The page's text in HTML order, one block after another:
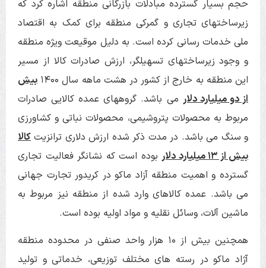
حجم بسیار گسترده مبادلات بازرگانی منطقه اشاره کرد که
زیرساخت­های تجاری و گمرکی منطقه برای کمک به اقتصاد
ملی خدمات رسانی کرده است. به دلیل موقیعت ویژه منطقه
و وجود زیرساخت­های تسهیل­گر، ارزش صادرات کالا از مسیر
این منطقه به خارج از کشور در هشت ماهه سال ۱۴۰۰
بیش
از دو میلیارد دلار می باشد. گروه­های عمده کالایی صادرات
مربوط به محصولات پتروشیمی، محصولات نباتی و کشاورزی
و سنگ می باشد. در مدت ذکر شده ارزش دلاری ترانزیت کالا
بیش از ۱۳ میلیارد دلار
بوده است که نشانگر فعالیت تجاری
گسترده و اهمیت منطقه آزاد ماکو در کریدور تجارت جهانی
می باشد. عمده کالاهای وارد شده از منطقه نیز مربوط به
ماشین آلات، وسائل نقلیه و مواد اولیه بوده است.
همچنین بیش از ۱۰ هزار واحد صنفی در محدوده منطقه
آژاد ماکو در رسته های مختلف توزیعی، خدماتی و تولید